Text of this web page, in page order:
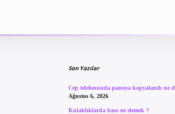
Son Yazılar
Cep telefonunda panoya kopyalandı ne
Ağustos 6, 2026
Kulaklıklarda bass ne demek ?